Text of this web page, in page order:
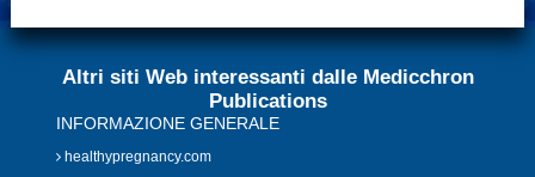
Altri siti Web interessanti dalle Medicchron
Publications
INFORMAZIONE GENERALE
healthypregnancy.com